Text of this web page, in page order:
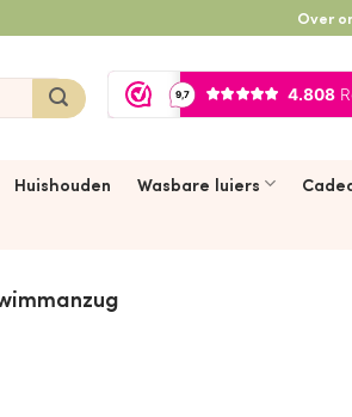
Over
Huishouden Wasbare luiers